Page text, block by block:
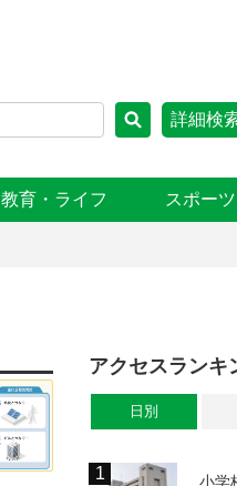
詳細検
教育・ライフ スポーツ
アクセスランキ
日別
小学